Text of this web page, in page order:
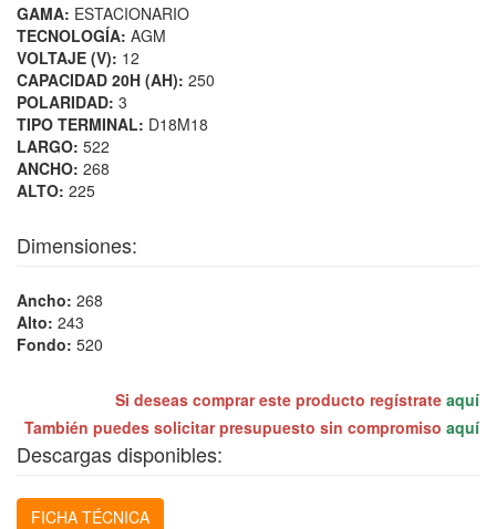
GAMA: ESTACIONARIO
TECNOLOGÍA: AGM
VOLTAJE (V): 12
CAPACIDAD 20H (AH): 250
POLARIDAD: 3
TIPO TERMINAL: D18M18
LARGO: 522
ANCHO: 268
ALTO: 225
Dimensiones:
Ancho: 268
Alto: 243
Fondo: 520
Si deseas comprar este producto regístrate aquí
También puedes solicitar presupuesto sin compromiso aquí
Descargas disponibles:
FICHA TÉCNICA